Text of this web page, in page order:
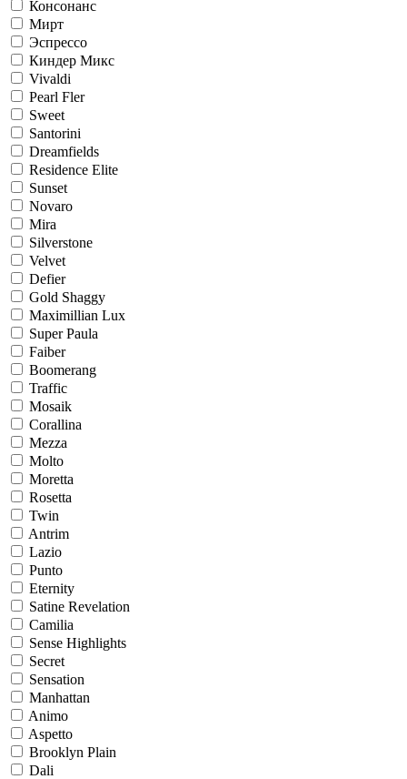
Консонанс
Мирт
Эспрессо
Киндер Микс
Vivaldi
Pearl Fler
Sweet
Santorini
Dreamfields
Residence Elite
Sunset
Novaro
Mira
Silverstone
Velvet
Defier
Gold Shaggy
Maximillian Lux
Super Paula
Faiber
Boomerang
Traffic
Mosaik
Corallina
Mezza
Molto
Moretta
Rosetta
Twin
Antrim
Lazio
Punto
Eternity
Satine Revelation
Camilia
Sense Highlights
Secret
Sensation
Manhattan
Animo
Aspetto
Brooklyn Plain
Dali